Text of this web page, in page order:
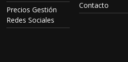
Precios Gestión
Redes Sociales
Contacto